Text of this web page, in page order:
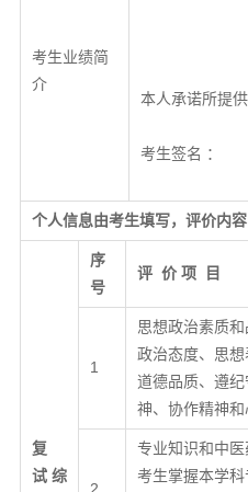
考生业绩简
介
本人承诺所提
考生签
个人信息由考生填写，评价内容
复
试 综
序
号
评 价项 目
1
思想政治素质
政治态度、思想
道德品质、遵
神、协作精神和
2
专业知识和中
考生掌握本学